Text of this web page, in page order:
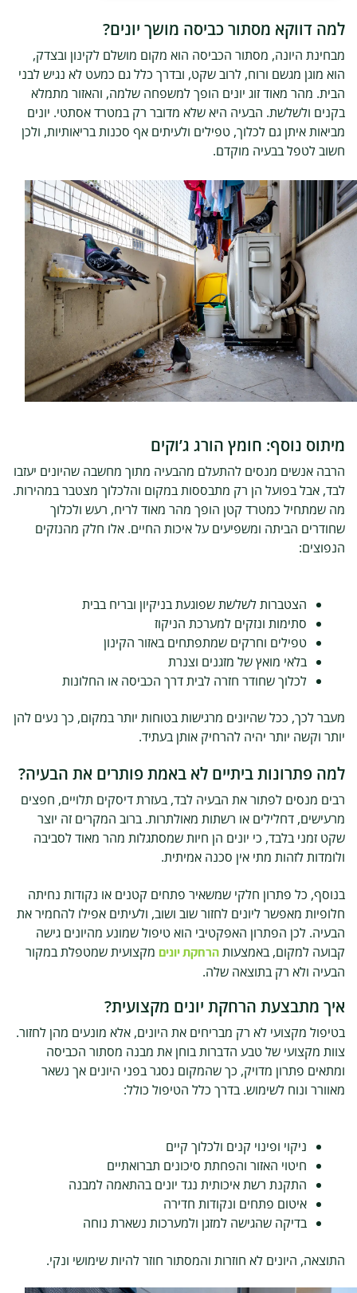
למה דווקא מסתור כביסה מושך יונים?
מבחינת היונה, מסתור הכביסה הוא מקום מושלם לקינון ובצדק,
הוא מוגן מגשם ורוח, לרוב שקט, ובדרך כלל גם כמעט לא נגיש לבני
הבית. מהר מאוד זוג יונים הופך למשפחה שלמה, והאזור מתמלא
בקנים ולשלשת. הבעיה היא שלא מדובר רק במטרד אסתטי. יונים
מביאות איתן גם לכלוך, טפילים ולעיתים אף סכנות בריאותיות, ולכן
חשוב לטפל בבעיה מוקדם.
מיתוס נוסף: חומץ הורג ג’וקים
הרבה אנשים מנסים להתעלם מהבעיה מתוך מחשבה שהיונים יעזבו
לבד, אבל בפועל הן רק מתבססות במקום והלכלוך מצטבר במהירות.
מה שמתחיל כמטרד קטן הופך מהר מאוד לריח, רעש ולכלוך
שחודרים הביתה ומשפיעים על איכות החיים. אלו חלק מהנזקים
הנפוצים:
הצטברות לשלשת שפוגעת בניקיון ובריח בבית
סתימות ונזקים למערכת הניקוז
טפילים וחרקים שמתפתחים באזור הקינון
בלאי מואץ של מזגנים וצנרת
לכלוך שחודר חזרה לבית דרך הכביסה או החלונות
מעבר לכך, ככל שהיונים מרגישות בטוחות יותר במקום, כך נעים להן
יותר וקשה יותר יהיה להרחיק אותן בעתיד.
למה פתרונות ביתיים לא באמת פותרים את הבעיה?
רבים מנסים לפתור את הבעיה לבד, בעזרת דיסקים תלויים, חפצים
מרעישים, דחלילים או רשתות מאולתרות. ברוב המקרים זה יוצר
שקט זמני בלבד, כי יונים הן חיות שמסתגלות מהר מאוד לסביבה
ולומדות לזהות מתי אין סכנה אמיתית.
בנוסף, כל פתרון חלקי שמשאיר פתחים קטנים או נקודות נחיתה
חלופיות מאפשר ליונים לחזור שוב ושוב, ולעיתים אפילו להחמיר את
הבעיה. לכן הפתרון האפקטיבי הוא טיפול שמונע מהיונים גישה
קבועה למקום, באמצעותהרחקת יונים מקצועית שמטפלת במקור
הבעיה ולא רק בתוצאה שלה.
איך מתבצעת הרחקת יונים מקצועית?
בטיפול מקצועי לא רק מבריחים את היונים, אלא מונעים מהן לחזור.
צוות מקצועי של טבע הדברות בוחן את מבנה מסתור הכביסה
ומתאים פתרון מדויק, כך שהמקום נסגר בפני היונים אך נשאר
מאוורר ונוח לשימוש. בדרך כלל הטיפול כולל:
ניקוי ופינוי קנים ולכלוך קיים
חיטוי האזור והפחתת סיכונים תברואתיים
התקנת רשת איכותית נגד יונים בהתאמה למבנה
איטום פתחים ונקודות חדירה
בדיקה שהגישה למזגן ולמערכות נשארת נוחה
התוצאה, היונים לא חוזרות והמסתור חוזר להיות שימושי ונקי.